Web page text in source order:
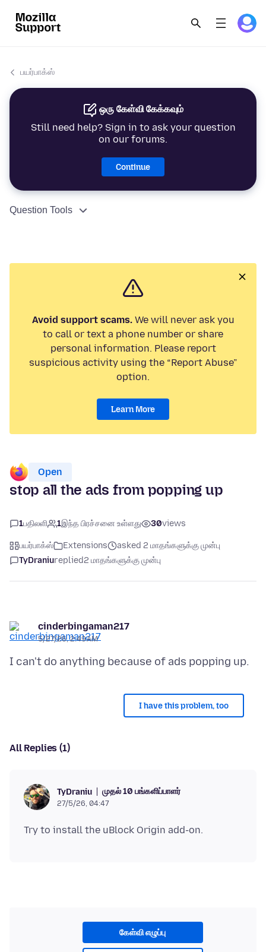
பயர்பாக்ஸ்
ஒரு கேள்வி கேக்கவும்
Still need help? Sign in to ask your question
on our forums.
Continue
Question Tools
Avoid support scams.We will never ask you
to call or text a phone number or share
personal information. Please report
suspicious activity using the “Report Abuse”
option.
Learn More
Open
stop all the ads from popping up
1பதிலளி 1இந்த பிரச்சனை உள்ளது 30views
பயர்பாக்ஸ் Extensions
asked 2 மாதங்களுக்கு முன்பு
TyDraniureplied2 மாதங்களுக்கு முன்பு
cinderbingaman217
5/27/26, 2:49 AM
I have this problem, too
All Replies (1)
TyDraniu முதல் 10 பங்களிப்பாளர்
27/5/26, 04:47
கேள்வி எழுப்பு